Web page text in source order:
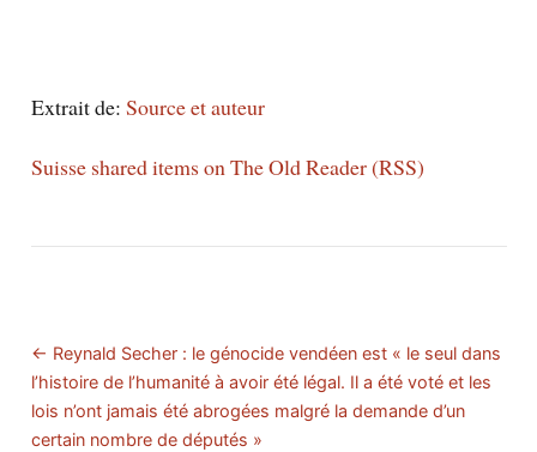
Extrait de: Source et auteur
Suisse shared items on The Old Reader (RSS)
← Reynald Secher : le génocide vendéen est « le seul dans
l’histoire de l’humanité à avoir été légal. Il a été voté et les
lois n’ont jamais été abrogées malgré la demande d’un
certain nombre de députés »